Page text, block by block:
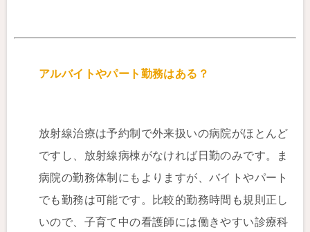
アルバイトやパート勤務はある？
放射線治療は予約制で外来扱いの病院がほとんど
ですし、放射線病棟がなければ日勤のみです。ま
病院の勤務体制にもよりますが、バイトやパート
でも勤務は可能です。比較的勤務時間も規則正し
いので、子育て中の看護師には働きやすい診療科